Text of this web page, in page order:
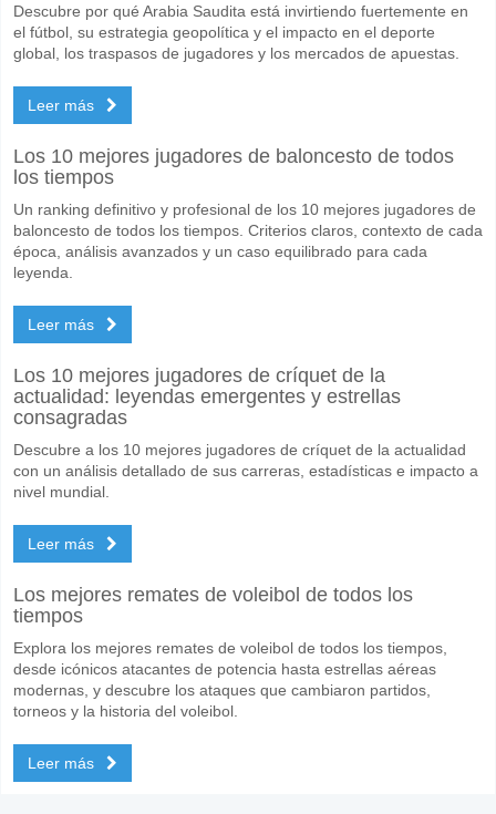
Descubre por qué Arabia Saudita está invirtiendo fuertemente en
el fútbol, su estrategia geopolítica y el impacto en el deporte
global, los traspasos de jugadores y los mercados de apuestas.
Leer más
Los 10 mejores jugadores de baloncesto de todos
los tiempos
Un ranking definitivo y profesional de los 10 mejores jugadores de
baloncesto de todos los tiempos. Criterios claros, contexto de cada
época, análisis avanzados y un caso equilibrado para cada
leyenda.
Leer más
Los 10 mejores jugadores de críquet de la
actualidad: leyendas emergentes y estrellas
consagradas
Descubre a los 10 mejores jugadores de críquet de la actualidad
con un análisis detallado de sus carreras, estadísticas e impacto a
nivel mundial.
Leer más
Los mejores remates de voleibol de todos los
tiempos
Explora los mejores remates de voleibol de todos los tiempos,
desde icónicos atacantes de potencia hasta estrellas aéreas
modernas, y descubre los ataques que cambiaron partidos,
torneos y la historia del voleibol.
Leer más